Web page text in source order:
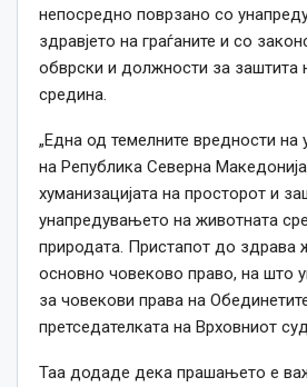
непосредно поврзано со
здравјето на граѓаните и со
обврски и должности за заштита
средина.
„Една од темелните вредности на
на Република Северна
хуманизацијата на просторот и
унапредувањето на животната
природата. Пристапот до здрава
основно човеково право, на што
за човекови права на
претседателката на Врховниот
Таа додаде дека прашањето е